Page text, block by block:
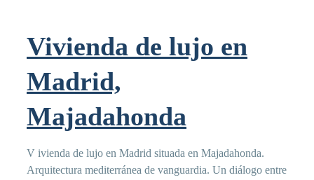
Vivienda de lujo en
Madrid,
Majadahonda
V ivienda de lujo en Madrid situada en Majadahonda.
Arquitectura mediterránea de vanguardia. Un diálogo entre